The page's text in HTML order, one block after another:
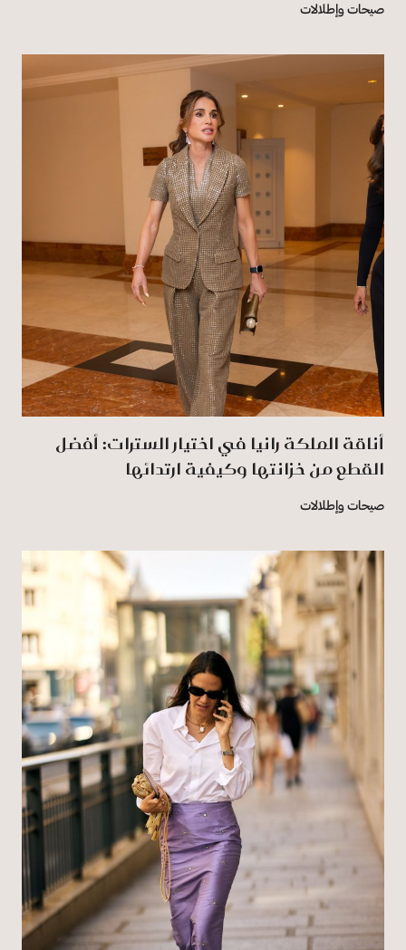
صيحات وإطلالات
أناقة الملكة رانيا في اختيار السترات: أفضل
القطع من خزانتها وكيفية ارتدائها
صيحات وإطلالات